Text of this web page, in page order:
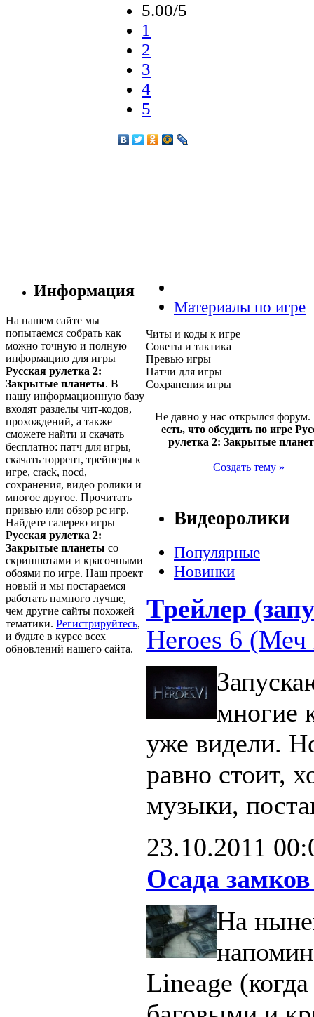
5.00/5
1
2
3
4
5
Информация
На нашем сайте мы
попытаемся собрать как
можно точную и полную
информацию для игры
Русская рулетка 2:
Закрытые планеты. В
нашу информационную базу
входят разделы чит-кодов,
прохождений, а также
сможете найти и скачать
бесплатно: патч для игры,
скачать торрент, трейнеры к
игре, crack, nocd,
сохранения, видео ролики и
многое другое. Прочитать
привью или обзор pc игр.
Найдете галерею игры
Русская рулетка 2:
Закрытые планеты со
скриншотами и красочными
обоями по игре. Наш проект
новый и мы постараемся
работать намного лучше,
чем другие сайты похожей
тематики. Регистрируйтесь,
и будьте в курсе всех
обновлений нашего сайта.
Материалы по игре
Читы и коды к игре
Советы и тактика
Превью игры
Патчи для игры
Сохранения игры
Не давно у нас открылся форум.
есть, что обсудить по игре
рулетка 2: Закрытые
Создать тему »
Видеоролики
Популярные
Новинки
Трейлер
Heroes 6 (Меч
многие
уже видели.
равно стоит,
музыки,
23.10.2011
Осада замков
На
Lineage